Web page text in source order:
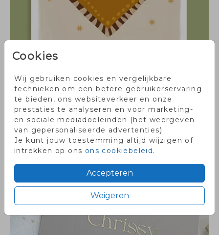
Cookies
Wij gebruiken cookies en vergelijkbare
technieken om een betere gebruikerservaring
te bieden, ons websiteverkeer en onze
prestaties te analyseren en voor marketing-
en sociale mediadoeleinden (het weergeven
van gepersonaliseerde advertenties).
Je kunt jouw toestemming altijd wijzigen of
intrekken op ons ons cookiebeleid.
Accepteren
Weigeren
GEBOORTETEGELTJES
Bekijk alle extra's
Blogs